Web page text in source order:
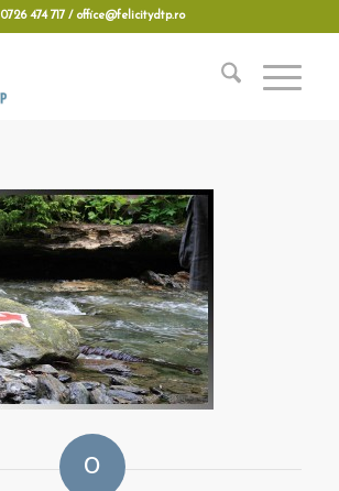
0726 474 717 / office@felicitydtp.ro
0